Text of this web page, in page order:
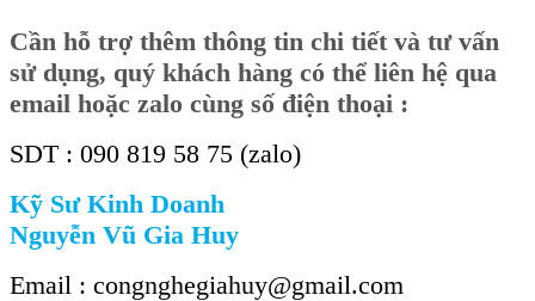
Cần hỗ trợ thêm thông tin chi tiết và tư vấn
sử dụng, quý khách hàng có thể liên hệ qua
email hoặc zalo cùng số điện thoại :
SDT : 090 819 58 75 (zalo)
Kỹ Sư Kinh Doanh
Nguyễn Vũ Gia Huy
Email : congnghegiahuy@gmail.com